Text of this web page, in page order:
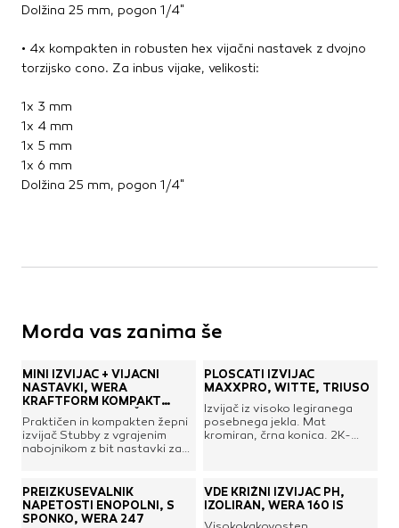
Dolžina 25 mm, pogon 1/4"
• 4x kompakten in robusten hex vijačni nastavek z dvojno
torzijsko cono. Za inbus vijake, velikosti:
1x 3 mm
1x 4 mm
1x 5 mm
1x 6 mm
Dolžina 25 mm, pogon 1/4"
Morda vas zanima še
MINI IZVIJAČ + VIJAČNI
NASTAVKI, WERA
KRAFTFORM KOMPAKT
STUBBY 1, PRAZNIČNI SET
Praktičen in kompakten žepni
izvijač Stubby z vgrajenim
nabojnikom z bit nastavki za
neposredno natikanje 6-
kotnih 1/4" vijačnih nastavkov
in dvokomponentnim
PLOŠČATI IZVIJAČ
MAXXPRO, WITTE, TRIUSO
Izvijač iz visoko legiranega
posebnega jekla. Mat
kromiran, črna konica. 2K-
moči.
PREIZKUŠEVALNIK
NAPETOSTI ENOPOLNI, S
SPONKO, WERA 247
VDE KRIŽNI IZVIJAČ PH,
IZOLIRAN, WERA 160 IS